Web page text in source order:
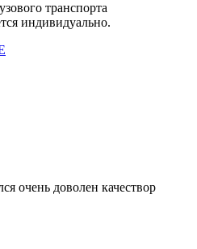
транспорта
индивидуально.
очень доволен качествор